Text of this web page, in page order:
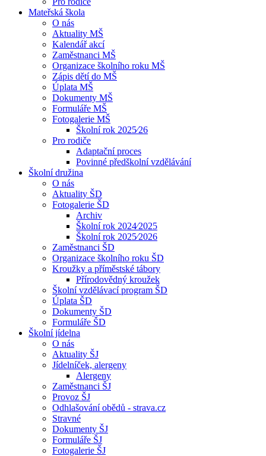
Mateřská škola
O nás
Aktuality MŠ
Kalendář akcí
Zaměstnanci MŠ
Organizace školního roku MŠ
Zápis dětí do MŠ
Úplata MŠ
Dokumenty MŠ
Formuláře MŠ
Fotogalerie MŠ
Školní rok 2025⁄26
Pro rodiče
Adaptační proces
Povinné předškolní vzdělávání
Školní družina
O nás
Aktuality ŠD
Fotogalerie ŠD
Archiv
Školní rok 2024⁄2025
Školní rok 2025⁄2026
Zaměstnanci ŠD
Organizace školního roku ŠD
Kroužky a příměstské tábory
Přírodovědný kroužek
Školní vzdělávací program ŠD
Úplata ŠD
Dokumenty ŠD
Formuláře ŠD
Školní jídelna
O nás
Aktuality ŠJ
Jídelníček, alergeny
Alergeny
Zaměstnanci ŠJ
Provoz ŠJ
Odhlašování obědů - strava.cz
Stravné
Dokumenty ŠJ
Formuláře ŠJ
Fotogalerie ŠJ